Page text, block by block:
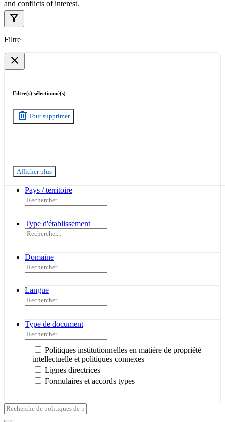
and conflicts of interest.
filter_alt
Filtre
close
Filtre(s) sélectionné(s)
delete Tout supprimer
Afficher plus
Pays / territoire
Type d'établissement
Domaine
Langue
Type de document
Politiques institutionnelles en matière de propriété
intellectuelle et politiques connexes
Lignes directrices
Formulaires et accords types